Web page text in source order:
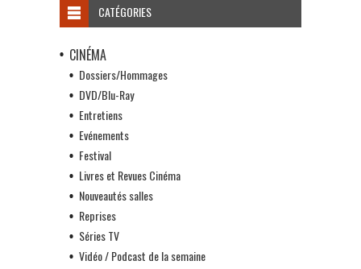
CATÉGORIES
CINÉMA
Dossiers/Hommages
DVD/Blu-Ray
Entretiens
Evénements
Festival
Livres et Revues Cinéma
Nouveautés salles
Reprises
Séries TV
Vidéo / Podcast de la semaine